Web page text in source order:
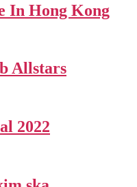
In Hong Kong
Allstars
2022